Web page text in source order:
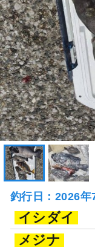
釣行日：2026年
イシダイ
メジナ